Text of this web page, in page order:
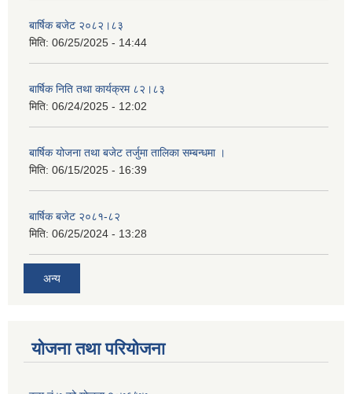
बार्षिक बजेट २०८२।८३
मिति: 06/25/2025 - 14:44
बार्षिक निति तथा कार्यक्रम ८२।८३
मिति: 06/24/2025 - 12:02
बार्षिक योजना तथा बजेट तर्जुमा तालिका सम्बन्धमा ।
मिति: 06/15/2025 - 16:39
बार्षिक बजेट २०८१-८२
मिति: 06/25/2024 - 13:28
अन्य
योजना तथा परियोजना